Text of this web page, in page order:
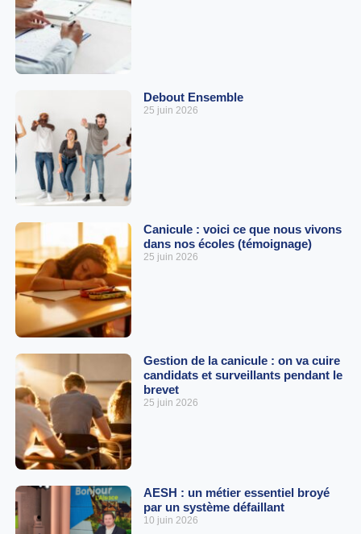
Debout Ensemble
25 juin 2026
Canicule : voici ce que nous vivons
dans nos écoles (témoignage)
25 juin 2026
Gestion de la canicule : on va cuire
candidats et surveillants pendant le
brevet
25 juin 2026
AESH : un métier essentiel broyé
par un système défaillant
10 juin 2026